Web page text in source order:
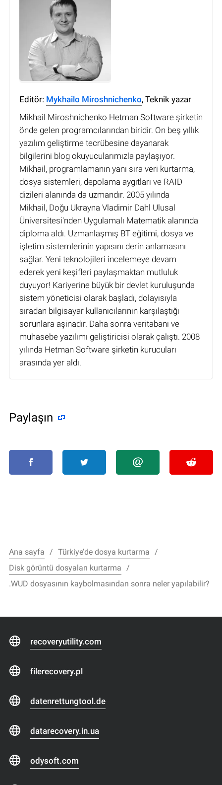
Editör: Mykhailo Miroshnichenko, Teknik yazar
Mikhail Miroshnichenko Hetman Software şirketin
önde gelen programcılarından biridir. On beş yıllık
yazılım geliştirme tecrübesine dayanarak
bilgilerini blog okuyucularımızla paylaşıyor.
Mikhail, programlamanın yanı sıra veri kurtarma,
dosya sistemleri, depolama aygıtları ve RAID
dizileri alanında da uzmandır. 2005 yılında
Mikhail, Doğu Ukrayna Vladimir Dahl Ulusal
Üniversitesi'nden Uygulamalı Matematik alanında
diploma aldı. Uzmanlaşmış BT eğitimi, dosya ve
işletim sistemlerinin yapısını derin anlamasını
sağlar. Yeni teknolojileri incelemeye devam
ederek yeni keşifleri paylaşmaktan mutluluk
duyuyor! Kariyerine büyük bir devlet kuruluşunda
sistem yöneticisi olarak başladı, dolayısıyla
sıradan bilgisayar kullanıcılarının karşılaştığı
sorunlara aşinadır. Daha sonra veritabanı ve
muhasebe yazılımı geliştiricisi olarak çalıştı. 2008
yılında Hetman Software şirketin kurucuları
arasında yer aldı.
Paylaşın
Ana sayfa
Türkiye’de dosya kurtarma
Disk görüntü dosyaları kurtarma
.WUD dosyasının kaybolmasından sonra neler yapılabilir?
recoveryutility.com
filerecovery.pl
datenrettungtool.de
datarecovery.in.ua
odysoft.com